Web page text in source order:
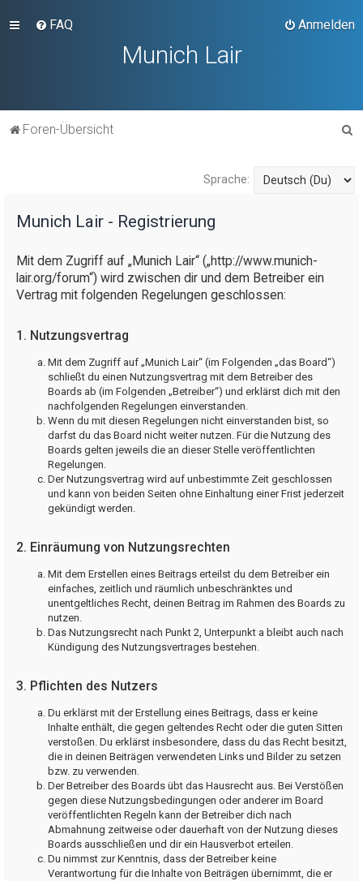
FAQ Anmelden
Munich Lair
Foren-Übersicht
Sprache:
Munich Lair - Registrierung
Mit dem Zugriff auf „Munich Lair“ („http://www.munich-
lair.org/forum“) wird zwischen dir und dem Betreiber ein
Vertrag mit folgenden Regelungen geschlossen:
1. Nutzungsvertrag
Mit dem Zugriff auf „Munich Lair“ (im Folgenden „das Board“)
schließt du einen Nutzungsvertrag mit dem Betreiber des
Boards ab (im Folgenden „Betreiber“) und erklärst dich mit den
nachfolgenden Regelungen einverstanden.
Wenn du mit diesen Regelungen nicht einverstanden bist, so
darfst du das Board nicht weiter nutzen. Für die Nutzung des
Boards gelten jeweils die an dieser Stelle veröffentlichten
Regelungen.
Der Nutzungsvertrag wird auf unbestimmte Zeit geschlossen
und kann von beiden Seiten ohne Einhaltung einer Frist jederzeit
gekündigt werden.
2. Einräumung von Nutzungsrechten
Mit dem Erstellen eines Beitrags erteilst du dem Betreiber ein
einfaches, zeitlich und räumlich unbeschränktes und
unentgeltliches Recht, deinen Beitrag im Rahmen des Boards zu
nutzen.
Das Nutzungsrecht nach Punkt 2, Unterpunkt a bleibt auch nach
Kündigung des Nutzungsvertrages bestehen.
3. Pflichten des Nutzers
Du erklärst mit der Erstellung eines Beitrags, dass er keine
Inhalte enthält, die gegen geltendes Recht oder die guten Sitten
verstoßen. Du erklärst insbesondere, dass du das Recht besitzt,
die in deinen Beiträgen verwendeten Links und Bilder zu setzen
bzw. zu verwenden.
Der Betreiber des Boards übt das Hausrecht aus. Bei Verstößen
gegen diese Nutzungsbedingungen oder anderer im Board
veröffentlichten Regeln kann der Betreiber dich nach
Abmahnung zeitweise oder dauerhaft von der Nutzung dieses
Boards ausschließen und dir ein Hausverbot erteilen.
Du nimmst zur Kenntnis, dass der Betreiber keine
Verantwortung für die Inhalte von Beiträgen übernimmt, die er